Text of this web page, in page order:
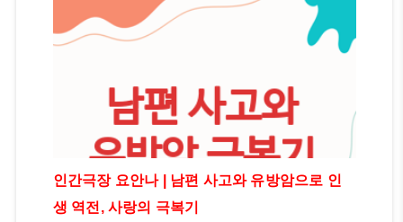
인간극장 요안나 | 남편 사고와 유방암으로 인
생 역전, 사랑의 극복기